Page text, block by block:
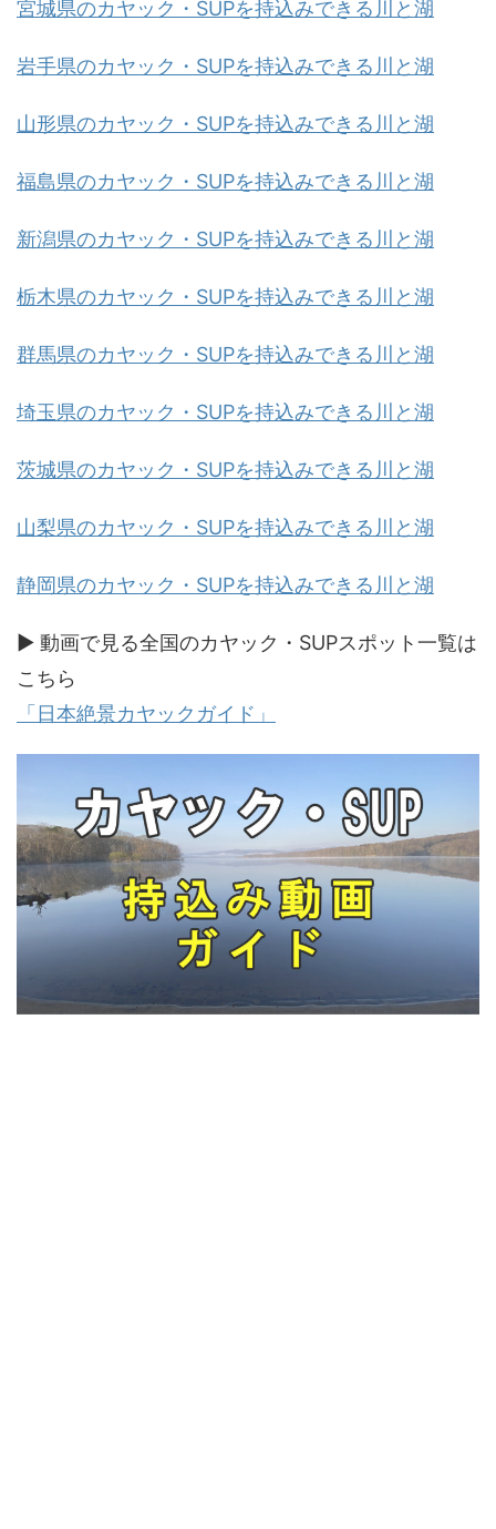
宮城県のカヤック・SUPを持込みできる川と湖
岩手県のカヤック・SUPを持込みできる川と湖
山形県のカヤック・SUPを持込みできる川と湖
福島県のカヤック・SUPを持込みできる川と湖
新潟県のカヤック・SUPを持込みできる川と湖
栃木県のカヤック・SUPを持込みできる川と湖
群馬県のカヤック・SUPを持込みできる川と湖
埼玉県のカヤック・SUPを持込みできる川と湖
茨城県のカヤック・SUPを持込みできる川と湖
山梨県のカヤック・SUPを持込みできる川と湖
静岡県のカヤック・SUPを持込みできる川と湖
▶ 動画で見る全国のカヤック・SUPスポット一覧は
こちら
「日本絶景カヤックガイド」